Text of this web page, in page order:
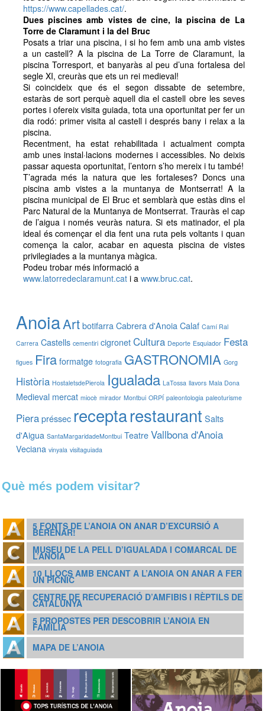
https://www.capellades.cat/.
Dues piscines amb vistes de cine, la piscina de La
Torre de Claramunt i la del Bruc
Posats a triar una piscina, i si ho fem amb una amb vistes
a un castell? A la piscina de La Torre de Claramunt, la
piscina Torresport, et banyaràs al peu d’una fortalesa del
segle XI, creuràs que ets un rei medieval!
Si coincideix que és el segon dissabte de setembre,
estaràs de sort perquè aquell dia el castell obre les seves
portes i ofereix visita guiada, tota una oportunitat per fer un
dia rodó: primer visita al castell i després bany i relax a la
piscina.
Recentment, ha estat rehabilitada i actualment compta
amb unes instal·lacions modernes i accessibles. No deixis
passar aquesta oportunitat, l’entorn s’ho mereix i tu també!
T’agrada més la natura que les fortaleses? Doncs una
piscina amb vistes a la muntanya de Montserrat! A la
piscina municipal de El Bruc et semblarà que estàs dins el
Parc Natural de la Muntanya de Montserrat. Trauràs el cap
de l’aigua i només veuràs natura. Si ets matinador, el pla
ideal és començar el dia fent una ruta pels voltants i quan
comença la calor, acabar en aquesta piscina de vistes
privilegiades a la muntanya màgica.
Podeu trobar més informació a
www.latorredeclaramunt.cati a www.bruc.cat.
AnoiaArt botifarra Cabrera d'Anoia Calaf Camí Ral
Carrera Castells cementiri cigronet Cultura Deporte Esquiador Festa
figues Fira formatge fotografia GASTRONOMIA Gorg
Història HostaletsdePierola Igualada LaTossa llavors Mala Dona
Medieval mercat miocè mirador Montbui ORPÍ paleontologia paleoturisme
Piera préssec receptarestaurant Salts
d'Aigua SantaMargaridadeMontbui Teatre Vallbona d'Anoia
Veciana vinyala visitaguiada
Què més podem visitar?
5 FONTS DE L’ANOIA ON ANAR D’EXCURSIÓ A
BERENAR!
MUSEU DE LA PELL D’IGUALADA I COMARCAL DE
L’ANOIA
10 LLOCS AMB ENCANT A L’ANOIA ON ANAR A FER
UN PÍCNIC
CENTRE DE RECUPERACIÓ D’AMFIBIS I RÈPTILS DE
CATALUNYA
5 PROPOSTES PER DESCOBRIR L’ANOIA EN
FAMÍLIA
MAPA DE L’ANOIA